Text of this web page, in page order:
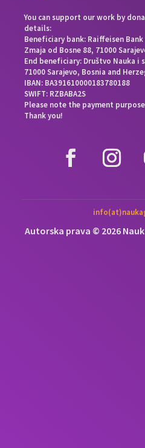
You can support our work by
details:
Beneficiary bank: Raiffeisen
Zmaja od Bosne 88, 71000
End beneficiary: Društvo Nauka i
71000 Sarajevo, Bosnia and
IBAN: BA391610000183780188
SWIFT: RZBABA2S
Please note the payment
Thank you!
Autorska prava © 2026